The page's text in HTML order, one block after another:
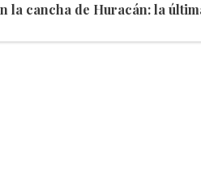
la cancha de Huracán: la